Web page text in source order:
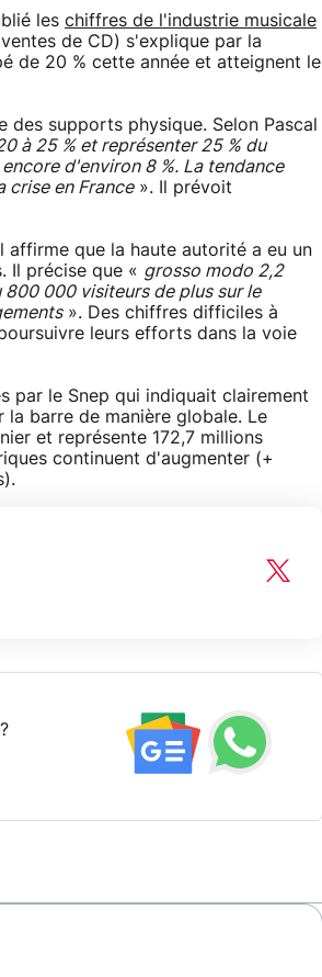
les chiffres de l'industrie musicale
de CD) s'explique par la
de 20 % cette année et atteignent le
des supports physique. Selon Pascal
à 25 % et représenter 25 % du
d'environ 8 %. La tendance
crise en France». Il prévoit
que la haute autorité a eu un
Il précise que « grosso modo 2,2
000 visiteurs de plus sur le
». Des chiffres difficiles à
leurs efforts dans la voie
par le Snep qui indiquait clairement
la barre de manière globale. Le
et représente 172,7 millions
continuent d'augmenter (+